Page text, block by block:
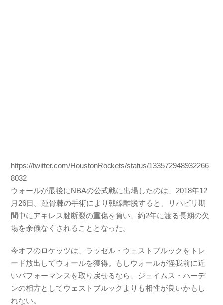
https://twitter.com/HoustonRockets/status/133572948932266
8032
ウォールが最後にNBAの公式戦に出場したのは、2018年12
月26日。踵骨棘の手術により戦線離脱すると、リハビリ期
間中にアキレス腱断裂の重傷を負い、約2年に渡る長期の欠
場を余儀なくされることとなった。
今オフのロケッツは、ラッセル・ウェストブルックをトレ
ード放出してウォールを獲得。もしウォールが怪我前に近
いパフォーマンスを取り戻せるなら、ジェイムス・ハーデ
ンの相方としてウェストブルックよりも相性が良いかもし
れない。